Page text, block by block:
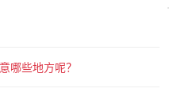
哪些地方呢？